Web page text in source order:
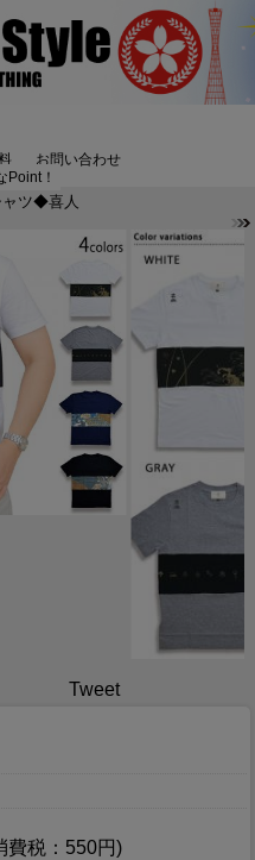
お問い合わせ
Point！
ツ◆喜人
Tweet
費税：550円)